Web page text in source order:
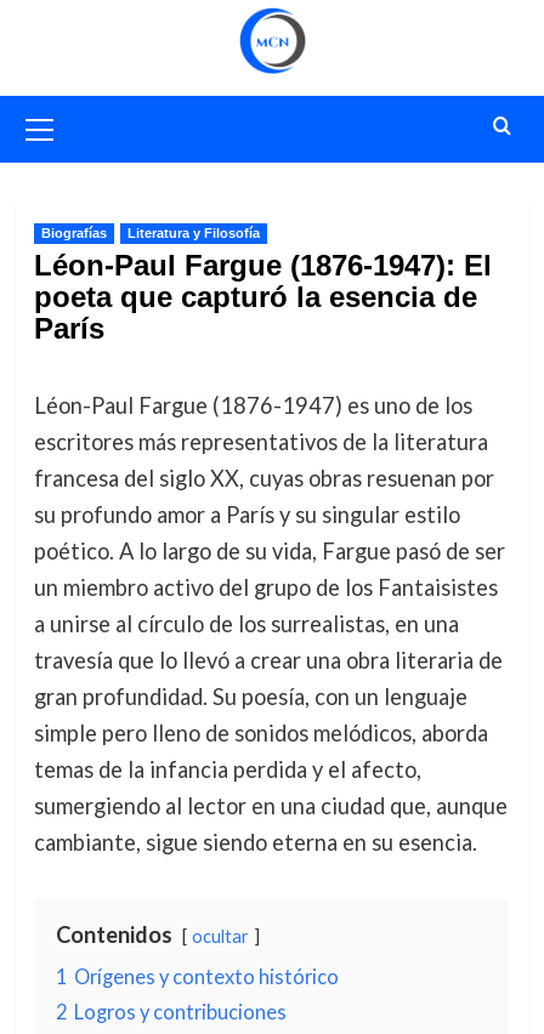
primario
Biografías Literatura y Filosofía
Léon-Paul Fargue (1876-1947): El
poeta que capturó la esencia de
París
Léon-Paul Fargue (1876-1947) es uno de los
escritores más representativos de la literatura
francesa del siglo XX, cuyas obras resuenan por
su profundo amor a París y su singular estilo
poético. A lo largo de su vida, Fargue pasó de ser
un miembro activo del grupo de los Fantaisistes
a unirse al círculo de los surrealistas, en una
travesía que lo llevó a crear una obra literaria de
gran profundidad. Su poesía, con un lenguaje
simple pero lleno de sonidos melódicos, aborda
temas de la infancia perdida y el afecto,
sumergiendo al lector en una ciudad que, aunque
cambiante, sigue siendo eterna en su esencia.
Contenidos ocultar
1 Orígenes y contexto histórico
2 Logros y contribuciones